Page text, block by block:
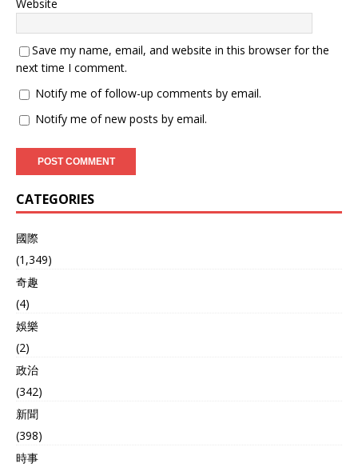
Website
Save my name, email, and website in this browser for the
next time I comment.
Notify me of follow-up comments by email.
Notify me of new posts by email.
CATEGORIES
國際
(1,349)
奇趣
(4)
娛樂
(2)
政治
(342)
新聞
(398)
時事